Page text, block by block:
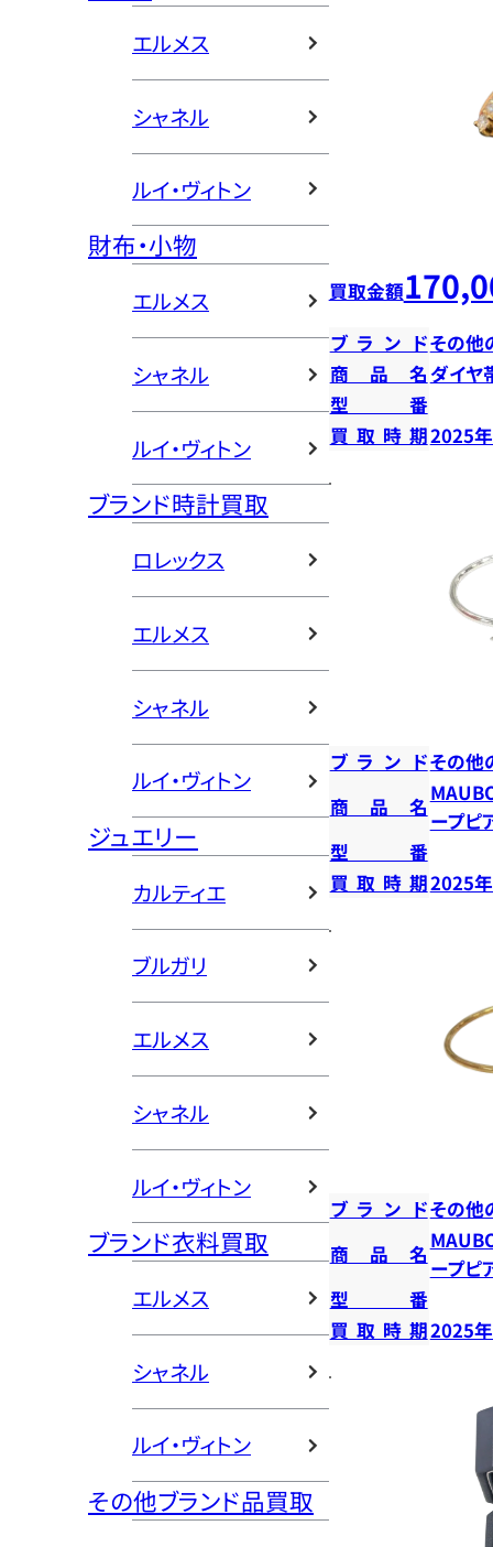
エルメス
シャネル
ルイ・ヴィトン
財布・小物
エルメス
シャネル
ルイ・ヴィトン
ブランド時計買取
ロレックス
エルメス
シャネル
ルイ・ヴィトン
ジュエリー
カルティエ
ブルガリ
エルメス
シャネル
ルイ・ヴィトン
ブランド衣料買取
エルメス
シャネル
ルイ・ヴィトン
その他ブランド品買取
買取金額
ブランドその他
商品名ダイヤ
型番
買取時期2025
ブランドその他
商品名
ープピ
型番
買取時期2025
ブランドその他
商品名
ープピ
型番
買取時期2025